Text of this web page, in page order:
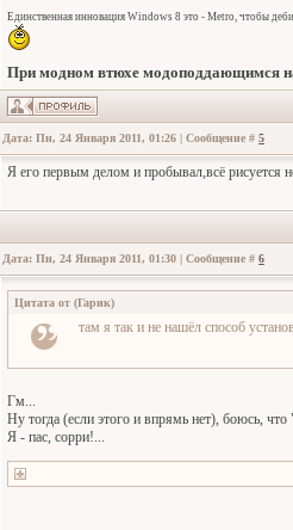
Единственная инновация Windows 8 это - Metro, чтобы
При модном втюхе модоподдающимся
Дата: Пн, 24 Января 2011, 01:26 | Сообщение # 5
Я его первым делом и пробывал,всё рисуется
Дата: Пн, 24 Января 2011, 01:30 | Сообщение # 6
Цитата от (Гарик)
там я так и не нашёл способ
Гм...
Ну тогда (если этого и впрямь нет), боюсь,
Я - пас, сорри!...